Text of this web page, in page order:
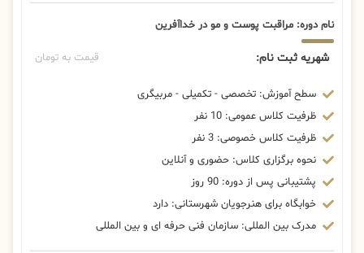
نام دوره: مراقبت پوست و مو در خداآفرین
شهریه ثبت نام: قیمت به تومان
سطح آموزش: تخصصی - تکمیلی - مربیگری
ظرفیت کلاس عمومی: 10 نفر
ظرفیت کلاس خصوصی: 3 نفر
نحوه برگزاری کلاس: حضوری و آنلاین
پشتیبانی پس از دوره: 90 روز
خوابگاه برای هنرجویان شهرستانی: دارد
مدرک بین المللی: سازمان فنی حرفه ای و بین المللی